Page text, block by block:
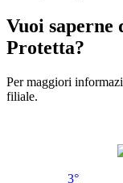
Vuoi saperne
Protetta?
Per maggiori
filiale.
3°